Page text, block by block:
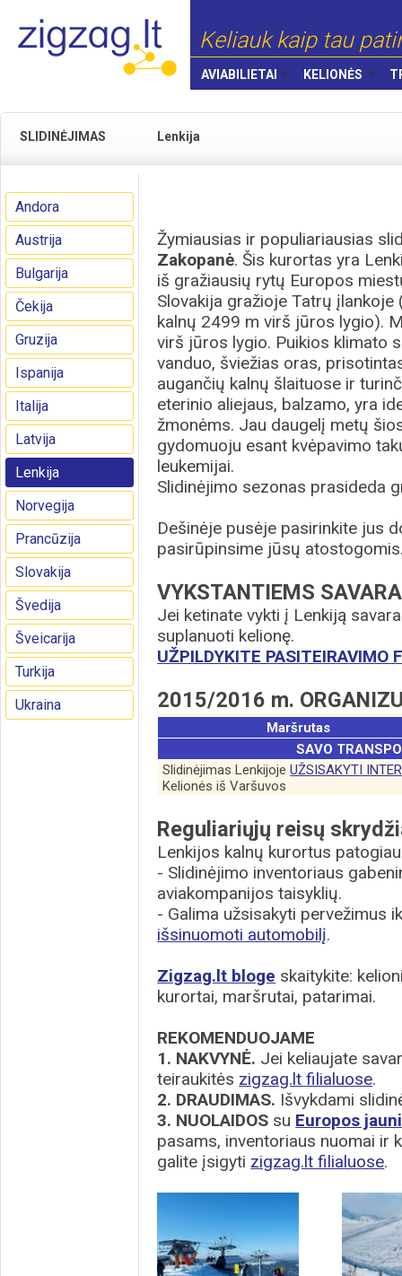
Keliauk kaip tau
AVIABILIETAI KELIONĖS
SLIDINĖJIMAS Lenkija
Andora
Austrija
Bulgarija
Čekija
Gruzija
Ispanija
Italija
Latvija
Lenkija
Norvegija
Prancūzija
Slovakija
Švedija
Šveicarija
Turkija
Ukraina
Žymiausias ir populiariausias
Zakopanė. Šis kurortas yra
iš gražiausių rytų Europos
Slovakija gražioje Tatrų
kalnų 2499 m virš jūros lygio).
virš jūros lygio. Puikios klimato
vanduo, šviežias oras,
augančių kalnų šlaituose ir
eterinio aliejaus, balzamo, yra
žmonėms. Jau daugelį metų
gydomuoju esant kvėpavimo
leukemijai.
Slidinėjimo sezonas prasideda
Dešinėje pusėje pasirinkite jus
pasirūpinsime jūsų
VYKSTANTIEMS
Jei ketinate vykti į Lenkiją
suplanuoti kelionę.
UŽPILDYKITE PASITEIRAVIMO
2015/2016 m.
Maršrutas
SAVO
Slidinėjimas LenkijojeUŽSISAKYTI
Kelionės iš Varšuvos
Reguliariųjų reisų
Lenkijos kalnų kurortus
- Slidinėjimo inventoriaus
aviakompanijos taisyklių.
- Galima užsisakyti pervežimus
išsinuomoti automobilį.
Zigzag.lt bloge skaitykite:
kurortai, maršrutai, patarimai.
REKOMENDUOJAME
1. NAKVYNĖ. Jei keliaujate
teiraukitės zigzag.lt filialuose.
2. DRAUDIMAS. Išvykdami
3. NUOLAIDOS su Europos
pasams, inventoriaus nuomai ir
galite įsigyti zigzag.lt filialuose.